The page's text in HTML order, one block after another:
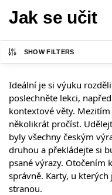
Jak se učit
SHOW FILTERS
Ideální je si výuku
poslechněte lekci,
kontextové věty.
několikrát pročíst.
byly všechny českým
druhou a překládejte si
psané výrazy. Otočením
správně. Karty, u
stranou.